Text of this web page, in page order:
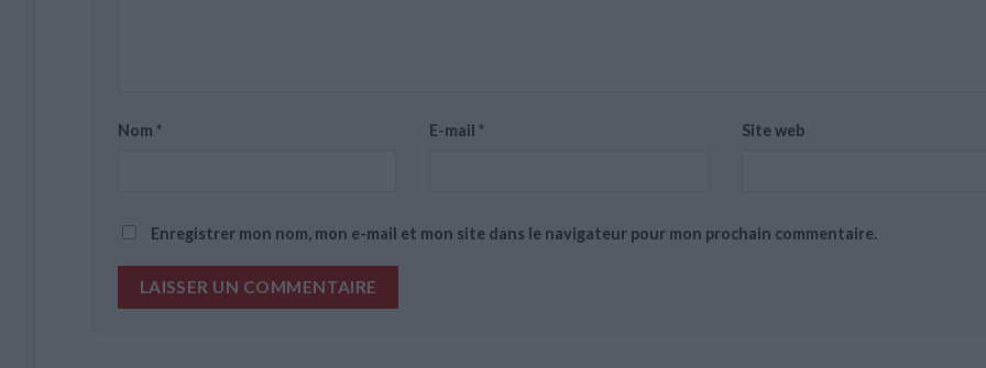
Nom * E-mail* Site web
Enregistrer mon nom, mon e-mail et mon site dans le navigateur pour mon prochain commentaire.